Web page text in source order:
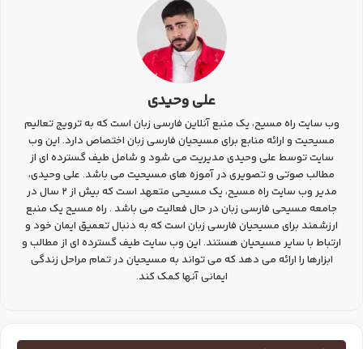
علی وحیدی
وب سایت راه مسیح، یک منبع آنلاین فارسی زبان است که به ترویج تعالیم
مسیحیت و ارائه منابع برای مسیحیان فارسی زبان اختصاص دارد. این وب
سایت توسط علی وحیدی مدیریت می شود و شامل طیف گسترده ای از
مطالب صوتی و تصویری در آموزه های مسیحیت می باشد. علی وحیدی،
مدیر وب سایت راه مسیح، یک مسیحی متعهد است که بیش از 2 سال در
جامعه مسیحی فارسی زبان در حال فعالیت می باشد . راه مسیح یک منبع
ارزشمند برای مسیحیان فارسی زبان است که به دنبال تعمیق ایمان خود و
ارتباط با سایر مسیحیان هستند. این وب سایت طیف گسترده ای از مطالب و
ابزارها را ارائه می دهد که می تواند به مسیحیان در تمام مراحل زندگی
ایمانی آنها کمک کند.